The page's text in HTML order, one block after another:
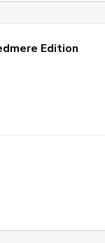
Edition